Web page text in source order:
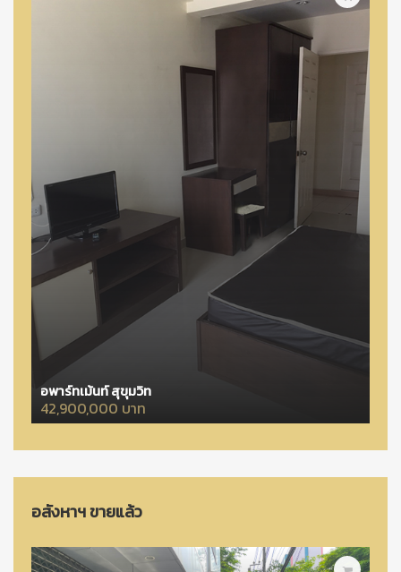
อพาร์ทเม้นท์ สุขุมวิท
42,900,000 บาท
อสังหาฯ ขายแล้ว